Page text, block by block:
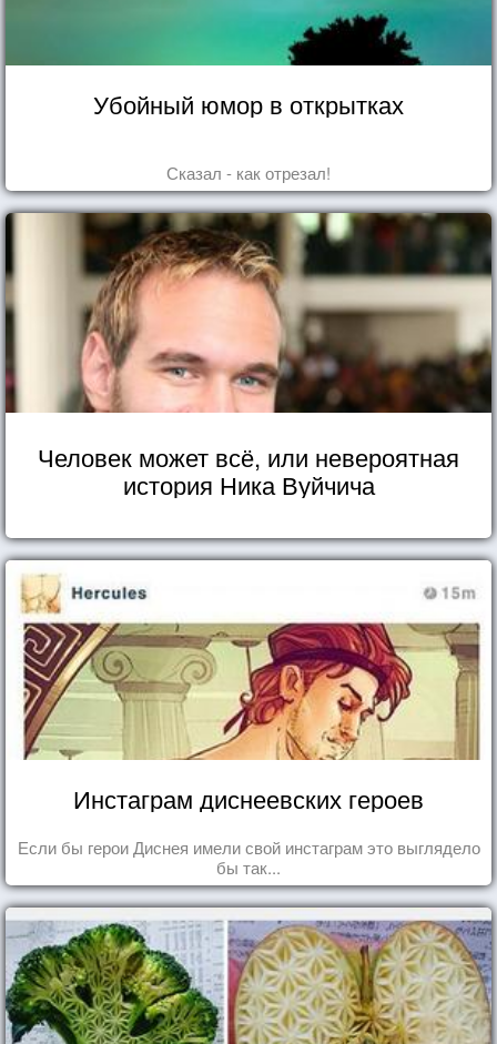
Убойный юмор в открытках
Сказал - как отрезал!
Человек может всё, или невероятная
история Ника Вуйчича
Инстаграм диснеевских героев
Если бы герои Диснея имели свой инстаграм это выглядело
бы так...